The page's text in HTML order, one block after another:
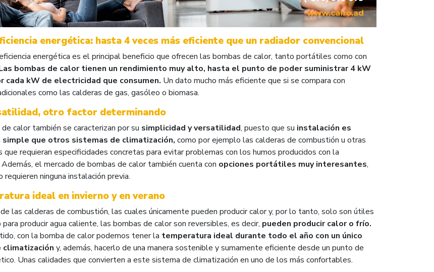
energética: hasta 4 veces más eficiente que un radiador convencional
energética es el principal beneficio que ofrecen las bombas de calor, tanto portátiles como con
bombas de calor tienen un rendimiento muy alto, hasta el punto de poder suministrar 4 kW
cada kW de electricidad que consumen. Un dato mucho más eficiente que si se compara con
como las calderas de gas, gasóleo o biomasa.
otro factor determinando
calor también se caracterizan por su simplicidad y versatilidad, puesto que su instalación es
simple que otros sistemas de climatización, como por ejemplo las calderas de combustión u otras
que requieran especificidades concretas para evitar problemas con los humos producidos con la
el mercado de bombas de calor también cuenta con opciones portátiles muy interesantes,
requieren ninguna instalación previa.
ideal en invierno y en verano
las calderas de combustión, las cuales únicamente pueden producir calor y, por lo tanto, solo son útiles
para producir agua caliente, las bombas de calor son reversibles, es decir, pueden producir calor o frío.
con la bomba de calor podemos tener la temperatura ideal durante todo el año con un único
climatización y, además, hacerlo de una manera sostenible y sumamente eficiente desde un punto de
Unas calidades que convierten a este sistema de climatización en uno de los más confortables.